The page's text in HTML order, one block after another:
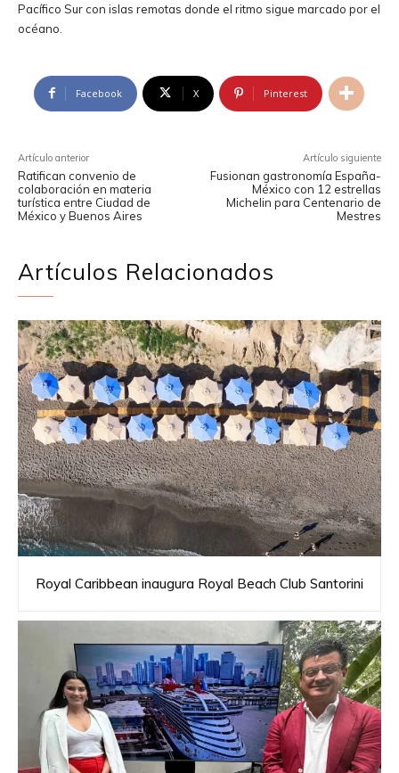
Pacífico Sur con islas remotas donde el ritmo sigue marcado por el
océano.
Facebook X Pinterest
Artículo anterior
Ratifican convenio de
colaboración en materia
turística entre Ciudad de
México y Buenos Aires
Artículo siguiente
Fusionan gastronomía España-
México con 12 estrellas
Michelin para Centenario de
Mestres
Artículos Relacionados
Royal Caribbean inaugura Royal Beach Club Santorini